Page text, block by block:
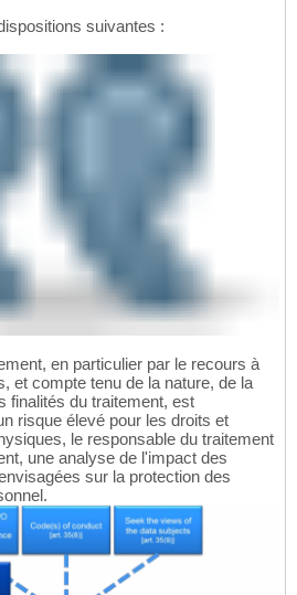
suivantes :
en particulier par le recours à
et compte tenu de la nature, de la
finalités du traitement, est
risque élevé pour les droits et
le responsable du traitement
une analyse de l'impact des
sur la protection des